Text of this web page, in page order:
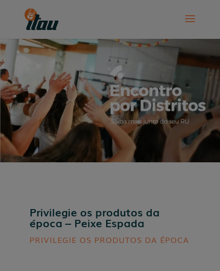
Privilegie os produtos da
época – Peixe Espada
PRIVILEGIE OS PRODUTOS DA ÉPOCA